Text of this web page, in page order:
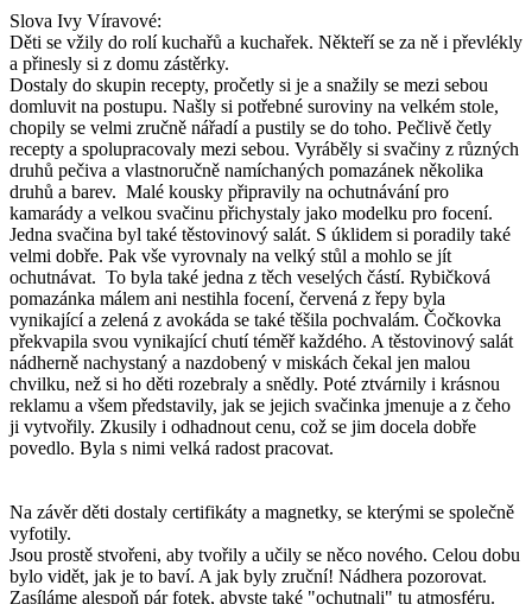
Slova Ivy Víravové:
Děti se vžily do rolí kuchařů a kuchařek. Někteří se za ně i převlékly
a přinesly si z domu zástěrky.
Dostaly do skupin recepty, pročetly si je a snažily se mezi sebou
domluvit na postupu. Našly si potřebné suroviny na velkém stole,
chopily se velmi zručně nářadí a pustily se do toho. Pečlivě četly
recepty a spolupracovaly mezi sebou. Vyráběly si svačiny z různých
druhů pečiva a vlastnoručně namíchaných pomazánek několika
druhů a barev. Malé kousky připravily na ochutnávání pro
kamarády a velkou svačinu přichystaly jako modelku pro focení.
Jedna svačina byl také těstovinový salát. S úklidem si poradily také
velmi dobře. Pak vše vyrovnaly na velký stůl a mohlo se jít
ochutnávat. To byla také jedna z těch veselých částí. Rybičková
pomazánka málem ani nestihla focení, červená z řepy byla
vynikající a zelená z avokáda se také těšila pochvalám. Čočkovka
překvapila svou vynikající chutí téměř každého. A těstovinový salát
nádherně nachystaný a nazdobený v miskách čekal jen malou
chvilku, než si ho děti rozebraly a snědly. Poté ztvárnily i krásnou
reklamu a všem představily, jak se jejich svačinka jmenuje a z čeho
ji vytvořily. Zkusily i odhadnout cenu, což se jim docela dobře
povedlo. Byla s nimi velká radost pracovat.
Na závěr děti dostaly certifikáty a magnetky, se kterými se společně
vyfotily.
Jsou prostě stvořeni, aby tvořily a učily se něco nového. Celou dobu
bylo vidět, jak je to baví. A jak byly zruční! Nádhera pozorovat.
Zasíláme alespoň pár fotek, abyste také "ochutnali" tu atmosféru.